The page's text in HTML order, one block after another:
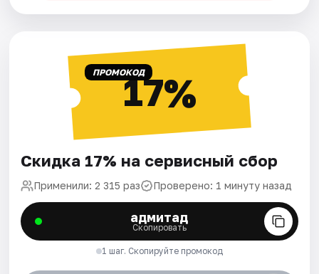
ПРОМОКОД17%
Скидка 17% на сервисный сбор
Применили: 2 315 раз Проверено: 1 минуту назад
адмитад
Скопировать
1 шаг. Скопируйте промокод